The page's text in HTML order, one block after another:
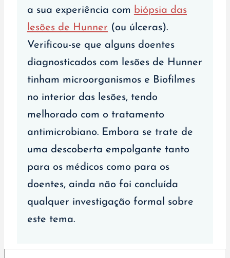
a sua experiência com biópsia das
lesões de Hunner (ou úlceras).
Verificou-se que alguns doentes
diagnosticados com lesões de Hunner
tinham microorganismos e Biofilmes
no interior das lesões, tendo
melhorado com o tratamento
antimicrobiano. Embora se trate de
uma descoberta empolgante tanto
para os médicos como para os
doentes, ainda não foi concluída
qualquer investigação formal sobre
este tema.